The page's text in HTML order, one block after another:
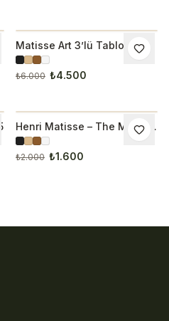
İNDIRIM
Matisse Art 3’lü Tablo Seti
3236
₺6.000 ₺4.500
İNDIRIM
Henri Matisse – The Music
Tablo
₺2.000 ₺1.600